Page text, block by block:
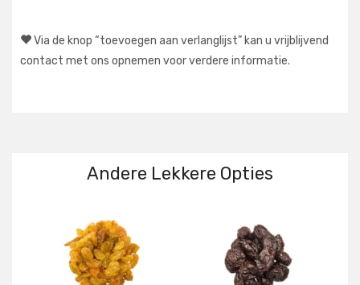
Via de knop “toevoegen aan verlanglijst” kan u vrijblijvend
contact met ons opnemen voor verdere informatie.
Andere Lekkere Opties